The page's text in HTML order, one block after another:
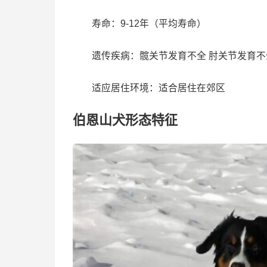
寿命：9-12年（平均寿命）
遗传疾病：髋关节发育不全 肘关节发育不
适应居住环境：适合居住在郊区
伯恩山犬形态特征